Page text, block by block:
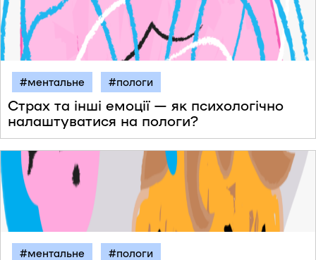
#ментальне #пологи
Страх та інші емоції — як психологічно
налаштуватися на пологи?
#ментальне #пологи